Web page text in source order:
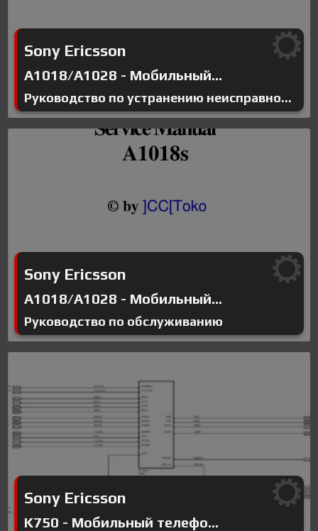
Sony Ericsson
A1018/A1028 - Мобильный...
Руководство по устранению неисправно...
Sony Ericsson
A1018/A1028 - Мобильный...
Руководство по обслуживанию
Sony Ericsson
K750 - Мобильный телефо...